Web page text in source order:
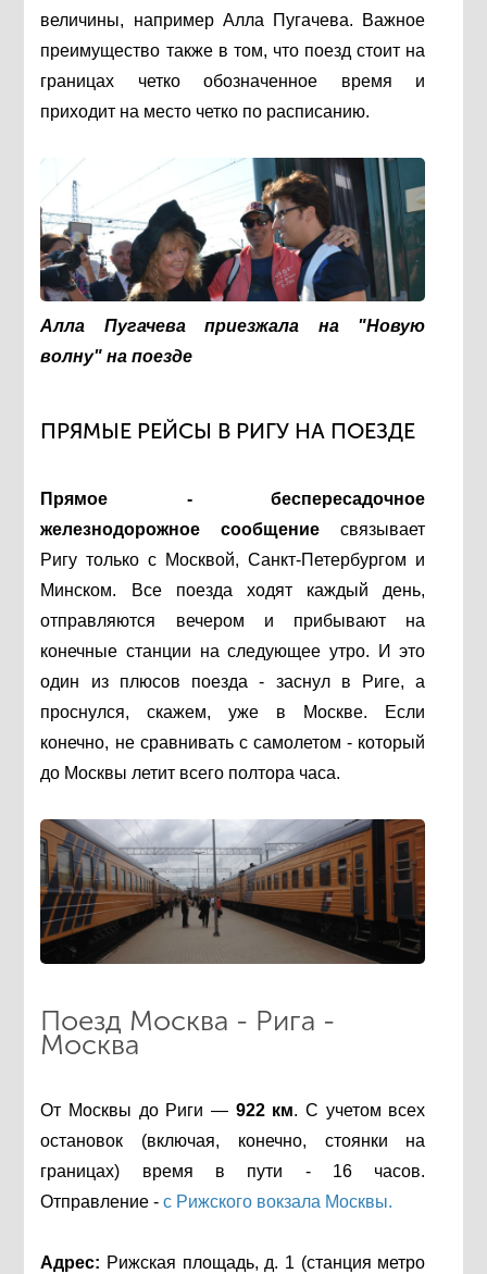
величины, например Алла Пугачева. Важное
преимущество также в том, что поезд стоит на
границах четко обозначенное время и
приходит на место четко по расписанию.
Алла Пугачева приезжала на "Новую
волну" на поезде
ПРЯМЫЕ РЕЙСЫ В РИГУ НА ПОЕЗДЕ
Прямое - беспересадочное
железнодорожное сообщение связывает
Ригу только с Москвой, Санкт-Петербургом и
Минском. Все поезда ходят каждый день,
отправляются вечером и прибывают на
конечные станции на следующее утро. И это
один из плюсов поезда - заснул в Риге, а
проснулся, скажем, уже в Москве. Если
конечно, не сравнивать с самолетом - который
до Москвы летит всего полтора часа.
Поезд Москва - Рига -
Москва
От Москвы до Риги — 922 км. С учетом всех
остановок (включая, конечно, стоянки на
границах) время в пути - 16 часов.
Отправление -с Рижского вокзала Москвы.
Адрес: Рижская площадь, д. 1 (станция метро